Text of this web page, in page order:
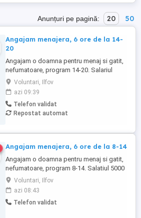
Anunțuri pe pagină: 20 50
Angajam menajera, 6 ore de la 14-
20
Angajam o doamna pentru menaj si gatit,
nefumatoare, program 14-20. Salariul
5000 de RON. Permisul auto este de dorit
Voluntari, Ilfov
azi 09:39
Telefon validat
Repostat automat
Angajam menajera, 6 ore de la 8-14
Angajam o doamna pentru menaj si gatit,
nefumatoare, program 8-14. Salatiul 5000
de RON. Permisul auto este de dorit
Voluntari, Ilfov
azi 08:43
Telefon validat